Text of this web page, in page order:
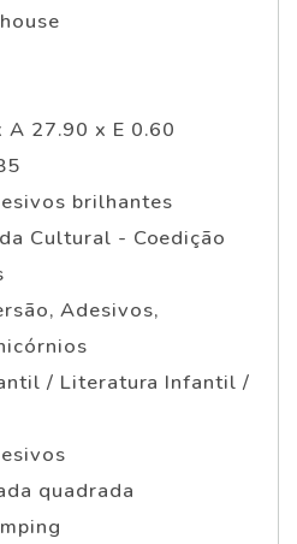
A 27.90 x E 0.60
brilhantes
Cultural - Coedição
Adesivos,
/ Literatura Infantil /
quadrada